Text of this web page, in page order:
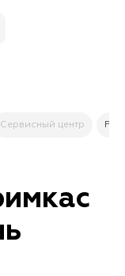
Сервисный центр